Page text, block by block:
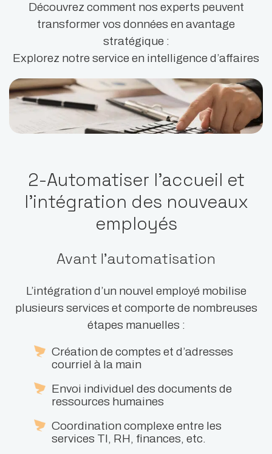
Découvrez comment nos experts peuvent
transformer vos données en avantage
stratégique :
Explorez notre service en intelligence d’affaires
2-Automatiser l’accueil et
l’intégration des nouveaux
employés
Avant l’automatisation
L’intégration d’un nouvel employé mobilise
plusieurs services et comporte de nombreuses
étapes manuelles :
Création de comptes et d’adresses
courriel à la main
Envoi individuel des documents de
ressources humaines
Coordination complexe entre les
services TI, RH, finances, etc.